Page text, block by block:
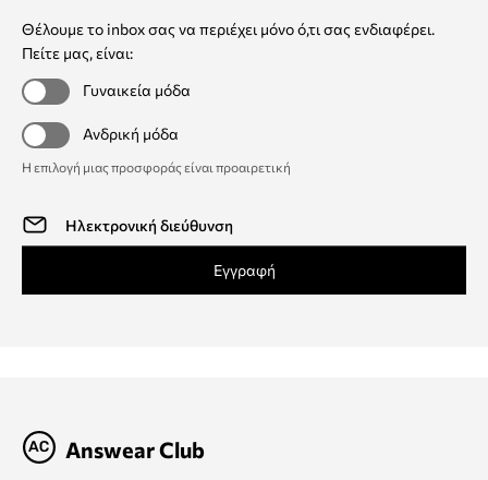
Θέλουμε το inbox σας να περιέχει μόνο ό,τι σας ενδιαφέρει.
Πείτε μας, είναι:
Γυναικεία μόδα
Ανδρική μόδα
Η επιλογή μιας προσφοράς είναι προαιρετική
Εγγραφή
Answear Club